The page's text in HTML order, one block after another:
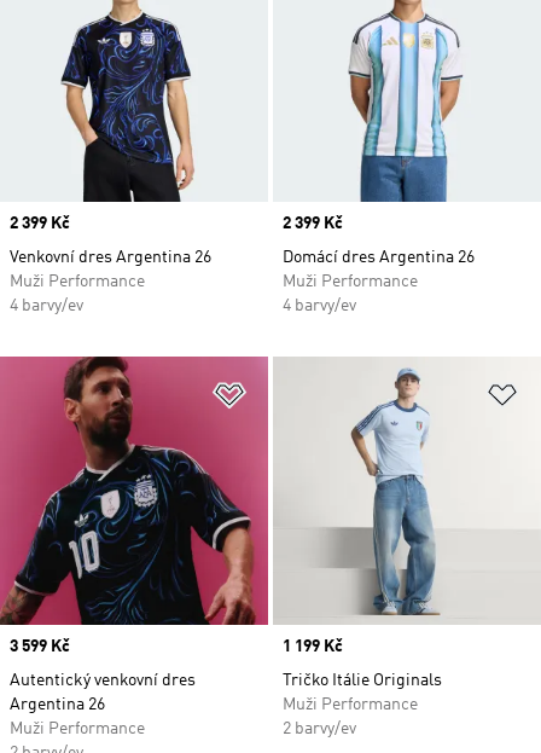
Price
2 399 Kč
Venkovní dres Argentina 26
Muži Performance
4 barvy/ev
Price
2 399 Kč
Domácí dres Argentina 26
Muži Performance
4 barvy/ev
Přidat do seznamu přání
Price
3 599 Kč
Autentický venkovní dres
Argentina 26
Muži Performance
Price
1 199 Kč
Tričko Itálie Originals
Muži Performance
2 barvy/ev